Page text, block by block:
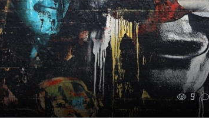
5